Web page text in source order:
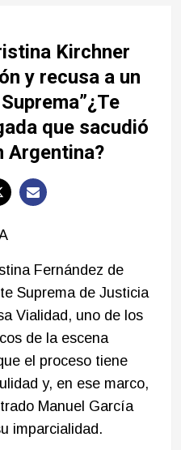
Kirchner
y recusa a un
que sacudió
Argentina?
Fernández de
Suprema de Justicia
Vialidad, uno de los
de la escena
el proceso tiene
y, en ese marco,
Manuel García
imparcialidad.